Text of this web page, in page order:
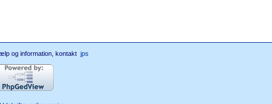
og information, kontakt jps